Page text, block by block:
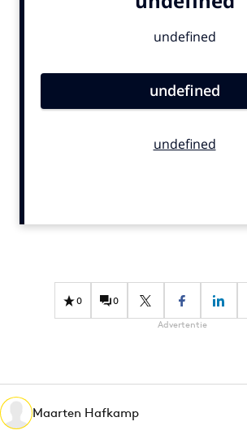
Gedragsverandering
Influencer marketing
Media
Merkstrategie
PR
0 0
Advertentie
Maarten Hafkamp